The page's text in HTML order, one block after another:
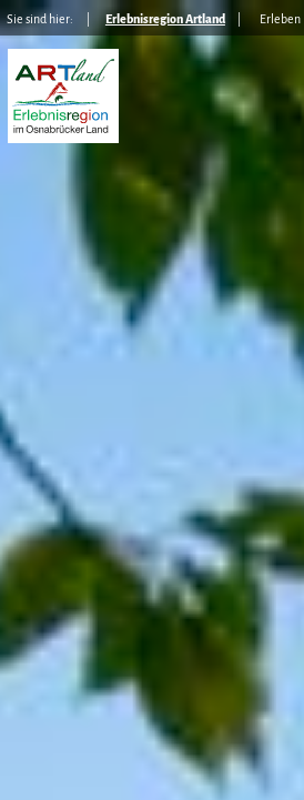
Sie sind hier: Erlebnisregion Artland Erleben